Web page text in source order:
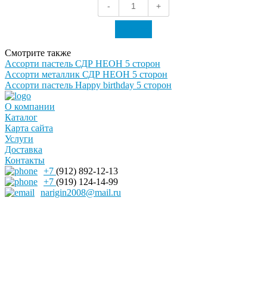
- +
Смотрите также
Ассорти пастель СДР НЕОН 5 сторон
Ассорти металлик СДР НЕОН 5 сторон
Ассорти пастель Happy birthday 5 сторон
О компании
Каталог
Карта сайта
Услуги
Доставка
Контакты
+7 (912) 892-12-13
+7 (919) 124-14-99
narigin2008@mail.ru